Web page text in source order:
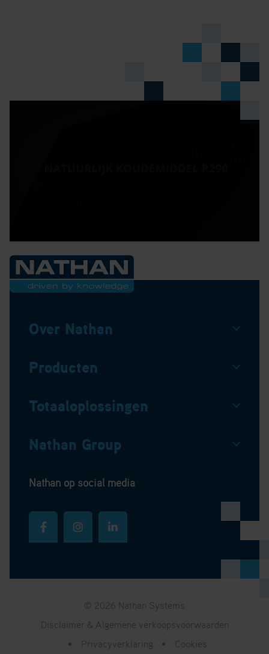
Over Nathan
Producten
Totaaloplossingen
Nathan Group
Nathan op social media
© 2026 Nathan Systems
Disclaimer & Algemene verkoopsvoorwaarden
Privacyverklaring
Cookies